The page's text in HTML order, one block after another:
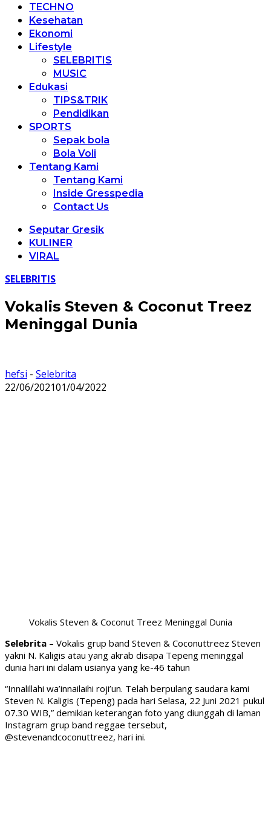
TECHNO
Kesehatan
Ekonomi
Lifestyle
SELEBRITIS
MUSIC
Edukasi
TIPS&TRIK
Pendidikan
SPORTS
Sepak bola
Bola Voli
Tentang Kami
Tentang Kami
Inside Gresspedia
Contact Us
Seputar Gresik
KULINER
VIRAL
SELEBRITIS
Vokalis Steven & Coconut Treez
Meninggal Dunia
hefsi - Selebrita
22/06/202101/04/2022
Vokalis Steven & Coconut Treez Meninggal Dunia
Selebrita – Vokalis grup band Steven & Coconuttreez Steven
yakni N. Kaligis atau yang akrab disapa Tepeng meninggal
dunia hari ini dalam usianya yang ke-46 tahun
“Innalillahi wa’innailaihi roji’un. Telah berpulang saudara kami
Steven N. Kaligis (Tepeng) pada hari Selasa, 22 Juni 2021 pukul
07.30 WIB,” demikian keterangan foto yang diunggah di laman
Instagram grup band reggae tersebut,
@stevenandcoconuttreez, hari ini.